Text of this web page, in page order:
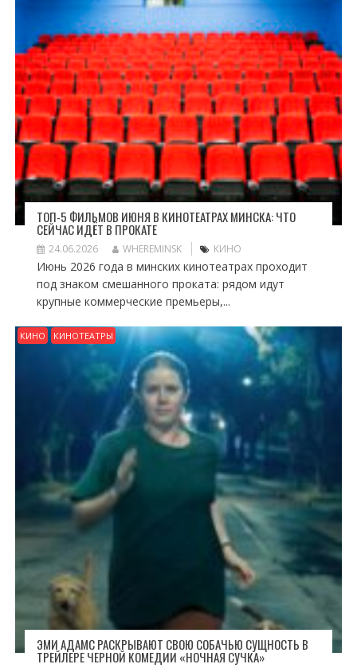
ТОП-5 ФИЛЬМОВ ИЮНЯ В КИНОТЕАТРАХ МИНСКА: ЧТО
СЕЙЧАС ИДЁТ В ПРОКАТЕ
24.06.2026 WHEREMINSK КИНО
Июнь 2026 года в минских кинотеатрах проходит
под знаком смешанного проката: рядом идут
крупные коммерческие премьеры,...
КИНО КИНОТЕАТРЫ
ЭМИ АДАМС РАСКРЫВАЮТ СВОЮ СОБАЧЬЮ СУЩНОСТЬ В
ТРЕЙЛЕРЕ ЧЕРНОЙ КОМЕДИИ «НОЧНАЯ СУЧКА»